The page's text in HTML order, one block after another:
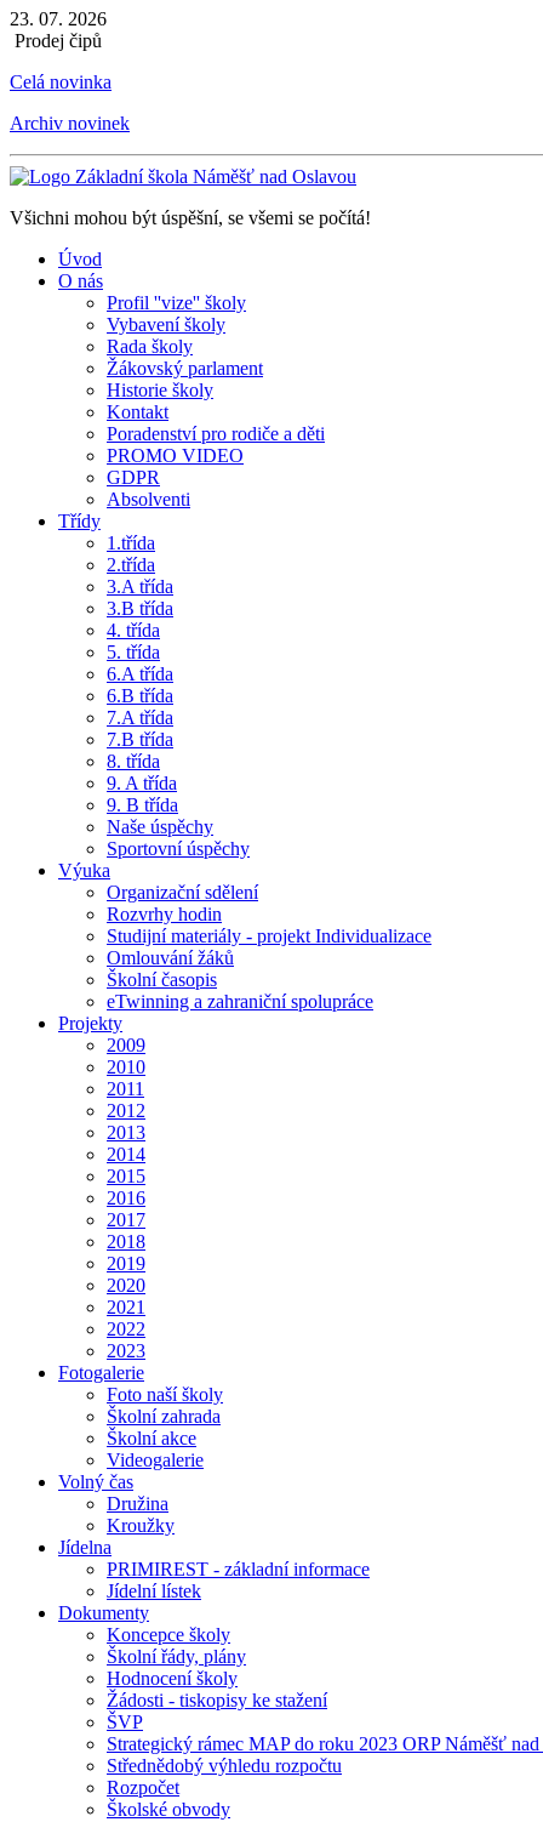
23. 07. 2026
Prodej čipů
Celá novinka
Archiv novinek
Všichni mohou být úspěšní, se všemi se počítá!
Úvod
O nás
Profil ''vize'' školy
Vybavení školy
Rada školy
Žákovský parlament
Historie školy
Kontakt
Poradenství pro rodiče a děti
PROMO VIDEO
GDPR
Absolventi
Třídy
1.třída
2.třída
3.A třída
3.B třída
4. třída
5. třída
6.A třída
6.B třída
7.A třída
7.B třída
8. třída
9. A třída
9. B třída
Naše úspěchy
Sportovní úspěchy
Výuka
Organizační sdělení
Rozvrhy hodin
Studijní materiály - projekt Individualizace
Omlouvání žáků
Školní časopis
eTwinning a zahraniční spolupráce
Projekty
2009
2010
2011
2012
2013
2014
2015
2016
2017
2018
2019
2020
2021
2022
2023
Fotogalerie
Foto naší školy
Školní zahrada
Školní akce
Videogalerie
Volný čas
Družina
Kroužky
Jídelna
PRIMIREST - základní informace
Jídelní lístek
Dokumenty
Koncepce školy
Školní řády, plány
Hodnocení školy
Žádosti - tiskopisy ke stažení
ŠVP
Strategický rámec MAP do roku 2023 ORP Náměšť
Střednědobý výhledu rozpočtu
Rozpočet
Školské obvody